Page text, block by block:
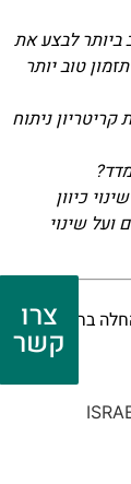
ביותר לבצע את
טוב יותר
ניתוח
כיוון
שינוי
בחודש מרץ
צרו
קשר